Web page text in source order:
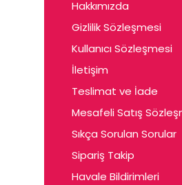
Hakkımızda
Gizlilik Sözleşmesi
Kullanıcı Sözleşmesi
İletişim
Teslimat ve İade
Mesafeli Satış
Sıkça Sorulan Sorular
Sipariş Takip
Havale Bildirimleri